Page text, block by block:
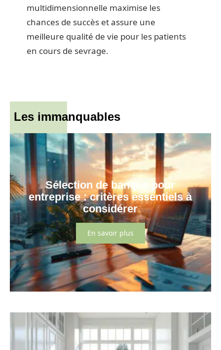
multidimensionnelle maximise les
chances de succès et assure une
meilleure qualité de vie pour les patients
en cours de sevrage.
Les immanquables
Sélection de banque pour
entreprise : critères essentiels à
considérer
En savoir plus